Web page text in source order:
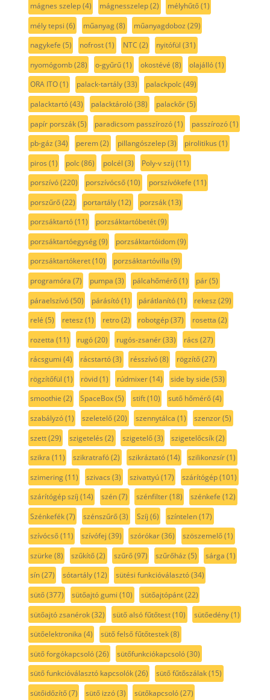
mágnes szelep(4) mágnesszelep(2) mélyhűtő(1)
mély tepsi (6) műanyag(8) műanyagdoboz (29)
nagykefe (5) nofrost(1) NTC (2) nyitófül (31)
nyomógomb(28) o-gyűrű(1) okostévé (8) olajálló(1)
ORA ITO(1) palack-tartály(33) palackpolc(49)
palacktartó(43) palacktároló(38) palackőr(5)
papír porszák(5) paradicsom passzírozó(1) passzírozó(1)
pb-gáz (34) perem(2) pillangószelep(3) pirolitikus (1)
piros (1) polc(86) polcél (3) Poly-v szíj (11)
porszívó(220) porszívócső(10) porszívókefe (11)
porszűrő(22) portartály(12) porzsák(13)
porzsáktartó(11) porzsáktartóbetét(9)
porzsáktartóegység(9) porzsáktartóidom(9)
porzsáktartókeret(10) porzsáktartóvilla (9)
programóra (7) pumpa (3) pálcahőmérő(1) pár(5)
páraelszívó(50) párásító(1) párátlanító(1) rekesz (29)
relé (5) retesz (1) retro(2) robotgép(37) rosetta (2)
rozetta (11) rugó(20) rugós-zsanér(33) rács (27)
rácsgumi (4) rácstartó(3) résszívó(8) rögzítő(27)
rögzítőfül (1) rövid(1) rúdmixer(14) side by side (53)
smoothie (2) SpaceBox(5) stift(10) sutő hőmérő(4)
szabályzó(1) szeletelő(20) szennytálca (1) szenzor(5)
szett(29) szigetelés (2) szigetelő(3) szigetelőcsík(2)
szikra (11) szikratrafó(2) szikráztató(14) szilikonzsír(1)
szimering(11) szivacs (3) szivattyú(17) szárítógép(101)
szárítógép szíj (14) szén(7) szénfilter(18) szénkefe (12)
Szénkefék(7) szénszűrő(3) Szíj (6) színtelen(17)
szívócső(11) szívófej (39) szórókar(36) szöszemelő(1)
szürke (8) szűkítő(2) szűrő(97) szűrőház (5) sárga (1)
sín(27) sótartály(12) sütési funkcióválasztó(34)
sütő(377) sütőajtó gumi (10) sütőajtópánt(22)
sütőajtó zsanérok(32) sütő alsó fűtőtest(10) sütőedény(1)
sütőelektronika (4) sütő felső fűtőtestek(8)
sütő forgókapcsoló(26) sütőfunkciókapcsoló(30)
sütő funkcióválasztó kapcsolók(26) sütő fűtőszálak(15)
sütőidőzítő(7) sütő izzó(3) sütőkapcsoló(27)